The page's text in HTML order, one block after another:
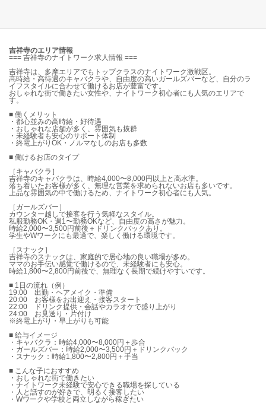
吉祥寺のエリア情報
=== 吉祥寺のナイトワーク求人情報 ===
吉祥寺は、多摩エリアでもトップクラスのナイトワーク激戦区。
高時給・高待遇のキャバクラや、自由度の高いガールズバーなど、自分のラ
イフスタイルに合わせて働けるお店が豊富です。
おしゃれな街で働きたい女性や、ナイトワーク初心者にも人気のエリアで
す。
■ 働くメリット
・都心並みの高時給・好待遇
・おしゃれな店舗が多く、雰囲気も抜群
・未経験者も安心のサポート体制
・終電上がりOK・ノルマなしのお店も多数
■ 働けるお店のタイプ
［キャバクラ］
吉祥寺のキャバクラは、時給4,000〜8,000円以上と高水準。
落ち着いたお客様が多く、無理な営業を求められないお店も多いです。
上品な雰囲気の中で働けるため、ナイトワーク初心者にも人気。
［ガールズバー］
カウンター越しで接客を行う気軽なスタイル。
私服勤務OK・週1〜勤務OKなど、自由度の高さが魅力。
時給2,000〜3,500円前後＋ドリンクバックあり。
学生やWワークにも最適で、楽しく働ける環境です。
［スナック］
吉祥寺のスナックは、家庭的で居心地の良い職場が多め。
ママのお手伝い感覚で働けるので、未経験者にも安心。
時給1,800〜2,800円前後で、無理なく長期で続けやすいです。
■ 1日の流れ（例）
19:00 出勤・ヘアメイク・準備
20:00 お客様をお出迎え・接客スタート
22:00 ドリンク提供・会話やカラオケで盛り上がり
24:00 お見送り・片付け
※終電上がり・早上がりも可能
■ 給与イメージ
・キャバクラ：時給4,000〜8,000円＋歩合
・ガールズバー：時給2,000〜3,500円＋ドリンクバック
・スナック：時給1,800〜2,800円＋手当
■ こんな子におすすめ
・おしゃれな街で働きたい
・ナイトワーク未経験で安心できる職場を探している
・人と話すのが好きで、明るく接客したい
・Wワークや学校と両立しながら稼ぎたい